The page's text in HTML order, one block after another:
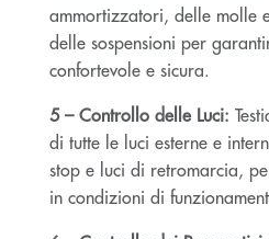
ammortizzatori, delle molle
delle sospensioni per
confortevole e sicura.
5 – Controllo delle Luci:
di tutte le luci esterne e
stop e luci di retromarcia,
in condizioni di